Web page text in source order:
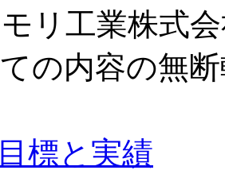
リ工業株式
の内容の無
標と実績